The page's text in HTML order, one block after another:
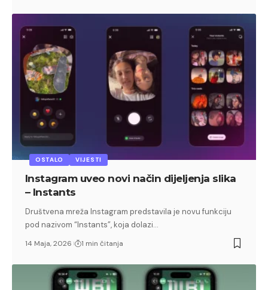
OSTALO VIJESTI
Instagram uveo novi način dijeljenja slika
– Instants
Društvena mreža Instagram predstavila je novu funkciju
pod nazivom “Instants”, koja dolazi…
14 Maja, 2026 1 min čitanja